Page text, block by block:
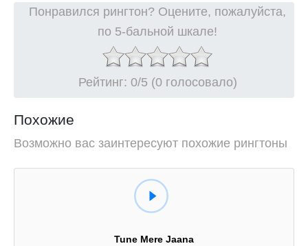
Понравился рингтон? Оцените, пожалуйста,
по 5-бальной шкале!
Рейтинг: 0/5 (0 голосовало)
Похожие
Возможно вас заинтересуют похожие рингтоны
Tune Mere Jaana